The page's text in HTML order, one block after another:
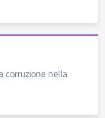
corruzione nella